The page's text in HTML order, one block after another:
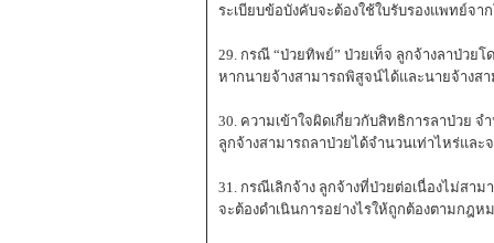
ระเบียบข้อบังคับจะต้องใช้ใบรับรองแพทย์จ
29. กรณี “ป่วยทิพย์” ป่วยเท็จ ลูกจ้างลาป่วย
หากนายจ้างสามารถพิสูจน์ได้และนายจ้างสา
30. ความเข้าใจผิดเกี่ยวกับสิทธิการลาป่วย
ลูกจ้างสามารถลาป่วยได้จำนวนเท่าไหร่และ
31. กรณีเลิกจ้าง ลูกจ้างที่ป่วยต่อเนื่องไม่สา
จะต้องดำเนินการอย่างไรให้ถูกต้องตามกฎห